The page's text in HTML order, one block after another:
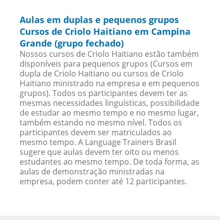
Aulas em duplas e pequenos grupos
Cursos de Criolo Haitiano em Campina
Grande (grupo fechado)
Nossos cursos de Criolo Haitiano estão também
disponíveis para pequenos grupos (Cursos em
dupla de Criolo Haitiano ou cursos de Criolo
Haitiano ministrado na empresa e em pequenos
grupos). Todos os participantes devem ter as
mesmas necessidades linguísticas, possibilidade
de estudar ao mesmo tempo e no mesmo lugar,
também estando no mesmo nível. Todos os
participantes devem ser matriculados ao
mesmo tempo. A Language Trainers Brasil
sugere que aulas devem ter oito ou menos
estudantes ao mesmo tempo. De toda forma, as
aulas de demonstração ministradas na
empresa, podem conter até 12 participantes.